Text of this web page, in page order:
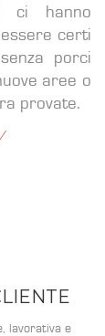
ci hanno
certi
porci
aree o
provate.
lavorativa e